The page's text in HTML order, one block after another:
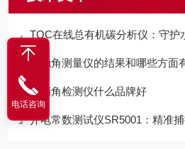
TOC在线总有机碳分析仪：守护
接触角测量仪的结果和哪些方面
水滴角检测仪什么品牌好
介电常数测试仪SR5001：精准捕捉介电
电话咨询